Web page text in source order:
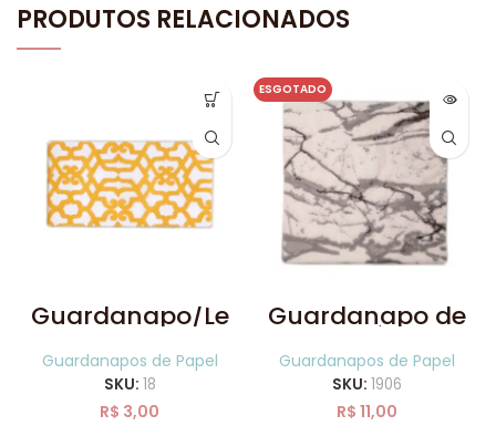
PRODUTOS RELACIONADOS
Guardanapo/Le
nço de Papel
Decorado
Laranja 10 Uni
Guardanapos de Papel
SKU: 18
R$ 3,00
ESGOTADO
Guardanapo de
Papel Mármore
20 Uni
Guardanapos de Papel
SKU: 1906
R$ 11,00